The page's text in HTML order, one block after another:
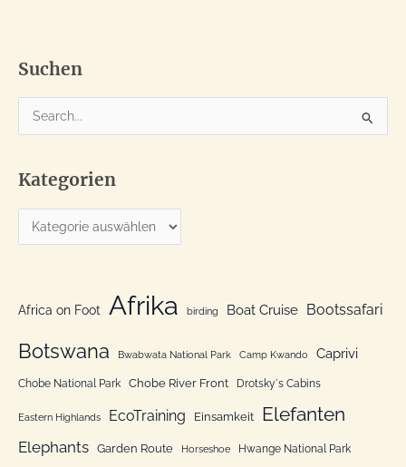
Suchen
u
h
e
c
Kategorien
a
g
o
i
e
n
Africa on Foot Afrika birding Boat Cruise Bootssafari
Botswana Bwabwata National Park Camp Kwando Caprivi
Chobe National Park Chobe River Front Drotsky´s Cabins
Eastern Highlands EcoTraining Einsamkeit Elefanten
Elephants Garden Route Horseshoe Hwange National Park